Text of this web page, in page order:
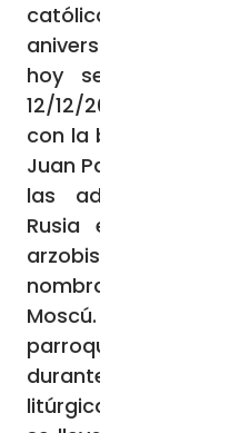
católica de Moscú
aniversario de la
hoy sede de la
12/12/2024). Tras
con la bula Providi
Juan Pablo II, el 13
las
Rusia europea y
arzobispo
nombrado
Moscú. Este
parroquia de la
durante cinco
litúrgicas, las